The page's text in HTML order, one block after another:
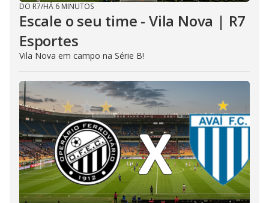
DO R7/HÁ 6 MINUTOS
Escale o seu time - Vila Nova | R7
Esportes
Vila Nova em campo na Série B!